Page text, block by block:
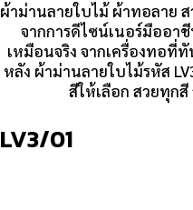
ผ้าม่านลายใบไม้ ผ้าทอลาย
จากการดีไซน์เนอร์มืออา
เหมือนจริง จากเครื่องทอที่
หลัง ผ้าม่านลายใบไม้รหัส
สีให้เลือก สวยทุก
LV3/01